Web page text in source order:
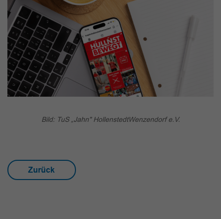
Bild: TuS „Jahn" HollenstedtWenzendorf e.V.
Zurück